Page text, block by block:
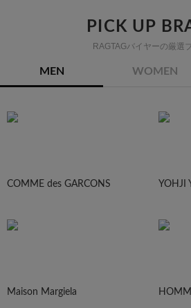
PICK UP
RAGTAGバイヤーの厳選
MEN WOMEN
COMME des GARCONS YOHJI
Maison Margiela